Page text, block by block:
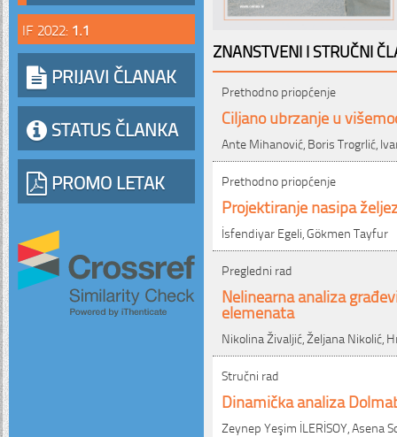
IF 2022: 1.1
PRIJAVI ČLANAK
STATUS ČLANKA
PROMO LETAK
ZNANSTVENI I STRUČNI
Prethodno priopćenje
Ciljano ubrzanje u
Ante Mihanović, Boris Trogrlić,
Prethodno priopćenje
Projektiranje nasipa
İsfendiyar Egeli, Gökmen Tayfur
Pregledni rad
Nelinearna analiza
elemenata
Nikolina Živaljić, Željana Nikolić,
Stručni rad
Dinamička analiza
Zeynep Yeşim İLERİSOY, Asena